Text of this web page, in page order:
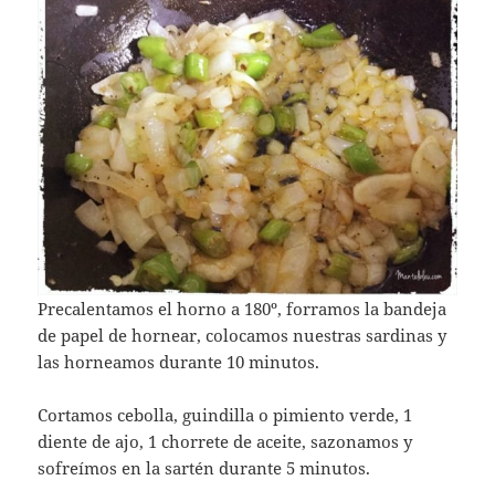
Precalentamos el horno a 180º, forramos la bandeja
de papel de hornear, colocamos nuestras sardinas y
las horneamos durante 10 minutos.
Cortamos cebolla, guindilla o pimiento verde, 1
diente de ajo, 1 chorrete de aceite, sazonamos y
sofreímos en la sartén durante 5 minutos.